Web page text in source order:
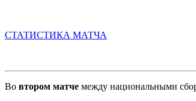
СТАТИСТИКА МАТЧА
Во втором матче между национальными